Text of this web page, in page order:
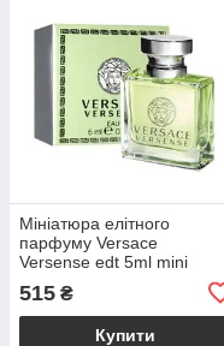
Мініатюра елітного
парфуму Versace
Versense edt 5ml mini
оригінал, свіжий квітковий
деревно-мускусний
жіночий аромат
515 ₴
Купити